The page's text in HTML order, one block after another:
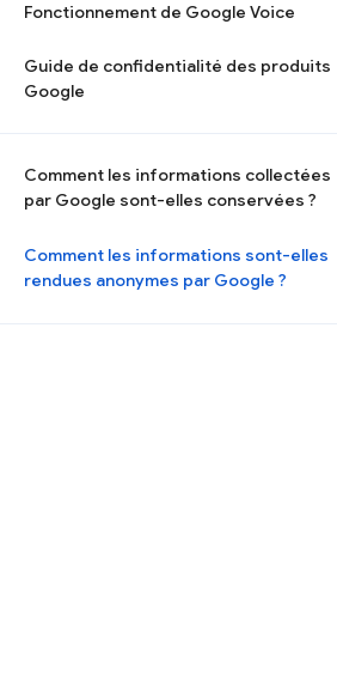
Fonctionnement de Google Voice
Guide de confidentialité des produits
Google
Comment les informations collectées
par Google sont-elles conservées ?
Comment les informations sont-elles
rendues anonymes par Google ?